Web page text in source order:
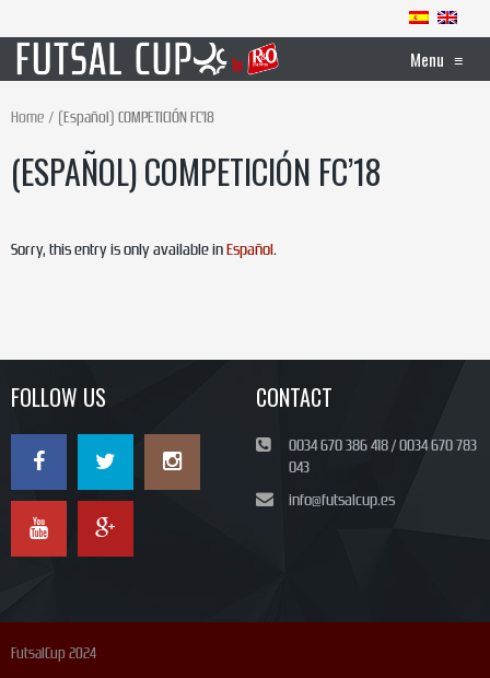
Menu ≡
Home (Español) COMPETICIÓN FC’18
(ESPAÑOL) COMPETICIÓN FC’18
Sorry, this entry is only available inEspañol.
FOLLOW US CONTACT
0034 670 386 418 / 0034 670 783
043
info@futsalcup.es
FutsalCup 2024